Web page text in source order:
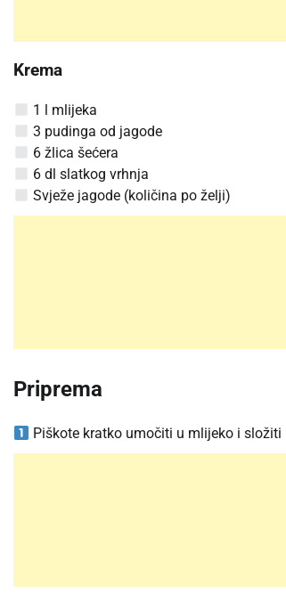
Krema
1 l mlijeka
3 pudinga od jagode
6 žlica šećera
6 dl slatkog vrhnja
Svježe jagode (količina po želji)
Priprema
Piškote kratko umočiti u mlijeko i složiti